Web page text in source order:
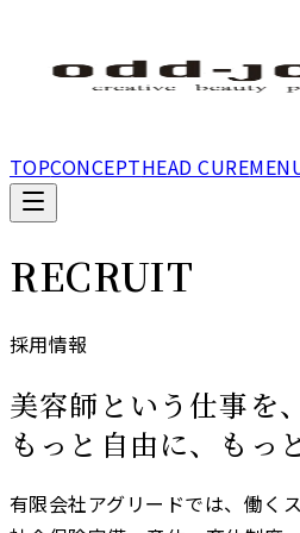
TOPCONCEPTHEAD CURE
RECRUIT
採用情報
美容師という仕事を、
もっと自由に、もっ
有限会社アグリードでは、働く